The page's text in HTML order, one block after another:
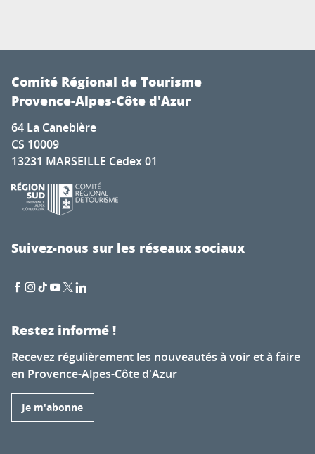
Comité Régional de Tourisme
Provence-Alpes-Côte d'Azur
64 La Canebière
CS 10009
13231 MARSEILLE Cedex 01
Suivez-nous sur les réseaux sociaux
Restez informé !
Recevez régulièrement les nouveautés à voir et à faire
en Provence-Alpes-Côte d'Azur
Je m'abonne